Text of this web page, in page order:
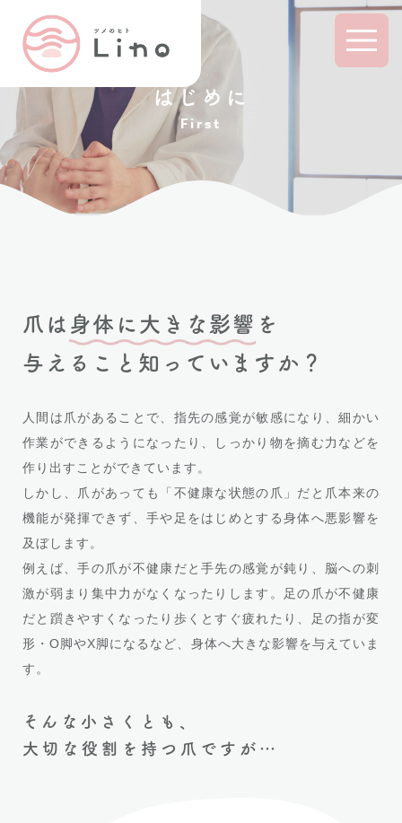
はじめに
First
爪は 身体に大きな影響 を
与えること知っていますか？
人間は爪があることで、指先の感覚が敏感になり、細かい
作業ができるようになったり、しっかり物を摘む力などを
作り出すことができています。
しかし、爪があっても「不健康な状態の爪」だと爪本来の
機能が発揮できず、手や足をはじめとする身体へ悪影響を
及ぼします。
例えば、手の爪が不健康だと手先の感覚が鈍り、脳への刺
激が弱まり集中力がなくなったりします。足の爪が不健康
だと躓きやすくなったり歩くとすぐ疲れたり、足の指が変
形・O脚やX脚になるなど、身体へ大きな影響を与えていま
す。
そんな小さくとも、
大切な役割を持つ爪ですが…